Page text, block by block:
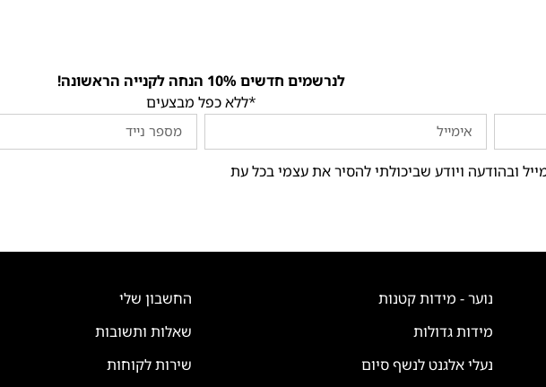
לנרשמים חדשים 10% הנחה לקנייה הראשונה!
*ללא כפל מבצעים
ובהודעה ויודע שביכולתי להסיר את עצמי בכל עת
נוער - מידות קטנות
מידות גדולות
נעלי אלגנט לנשף סיום
החשבון שלי
שאלות ותשובות
שירות לקוחות